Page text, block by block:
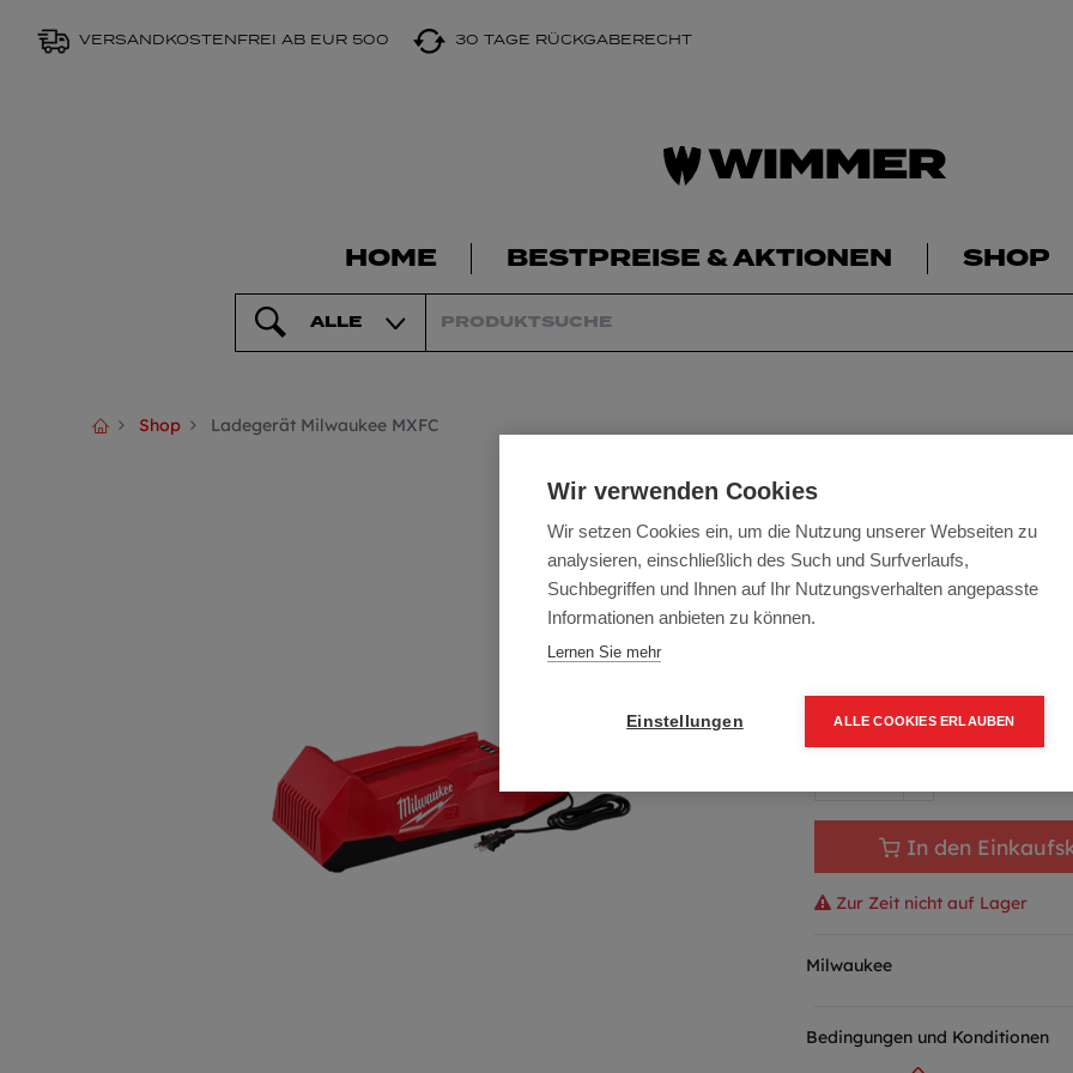
VERSANDKOSTENFREI AB EUR 500 30 TAGE RÜCKGABERECHT
HOME BESTPREISE & AKTIONEN SHOP
ALLE
Shop Ladegerät Milwaukee MXFC
Ladegerät
Artikelnummer:4933471839
Typ: MXFC
275,40 € / Stk.
In den
Zur Zeit nicht auf Lager
Milwaukee
Bedingungen und Konditionen
Wir verwenden Cookies
Wir setzen Cookies ein, um die Nutzung unserer Webseiten zu
analysieren, einschließlich des Such und Surfverlaufs,
Suchbegriffen und Ihnen auf Ihr Nutzungsverhalten angepasste
Informationen anbieten zu können.
Lernen Sie mehr
Einstellungen ALLE COOKIES ERLAUBEN